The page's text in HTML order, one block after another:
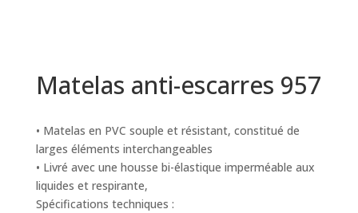
Matelas anti-escarres 957
• Matelas en PVC souple et résistant, constitué de
larges éléments interchangeables
• Livré avec une housse bi-élastique imperméable aux
liquides et respirante,
Spécifications techniques :